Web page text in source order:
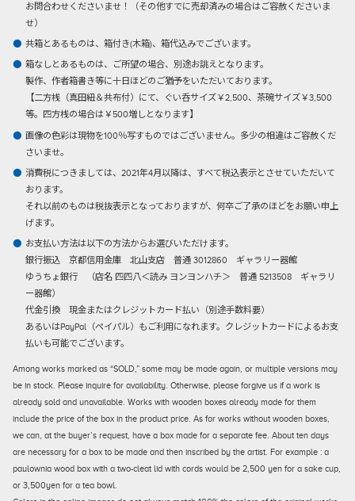
お問合わせくださいませ！（その他すでに売却済みの場合はご容赦くださいま
せ）
共箱とあるものは、箱付き(木箱)、箱代込みでございます。
箱なしとあるものは、ご所望の場合、別途お誂えとなります。
製作、作者箱書き等に十日ほどのご猶予をいただいております。
【二方桟（真田紐＆共布付）にて、ぐい呑サイズ￥2,500、茶碗サイズ￥3,500
等。四方桟の場合は￥500増しとなります】
画像の色彩は現物を100％写すものではございません。多少の相違はご容赦くだ
さいませ。
消費税につきましては、2021年4月以降は、すべて税込表示とさせていただいて
おります。
それ以前のものは税抜表示となっておりますが、何卒ご了承のほどをお願い申上
げます。
お支払い方法は以下の方法からお選びいただけます。
銀行振込京都信用金庫 北山支店 普通 3012860 ギャラリー器館
ゆうちょ銀行 （店名 四四八＜読み ヨンヨンハチ＞ 普通 5213508 ギャラリ
ー器館）
代金引換現金またはクレジットカード払い（別途手数料要）
あるいはPayPal（ペイパル）もご利用になれます。クレジットカードによるお支
払いも可能でございます。
Among works marked as “SOLD,” some may be made again, or multiple versions may
be in stock. Please inquire for availability. Otherwise, please forgive us if a work is
already sold and unavailable. Works with wooden boxes already made for them
include the price of the box in the product price. As for works without wooden boxes,
we can, at the buyer’s request, have a box made for a separate fee. About ten days
are necessary for a box to be made and then inscribed by the artist. For example : a
paulownia wood box with a two-cleat lid with cords would be 2,500 yen for a sake cup,
or 3,500yen for a tea bowl.